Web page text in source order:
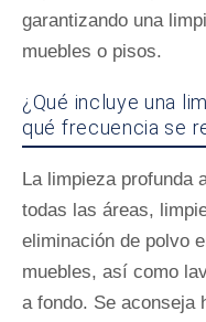
garantizando una
muebles o pisos.
¿Qué incluye una
qué frecuencia se
La limpieza profunda
todas las áreas,
eliminación de polvo
muebles, así como
a fondo. Se aconseja